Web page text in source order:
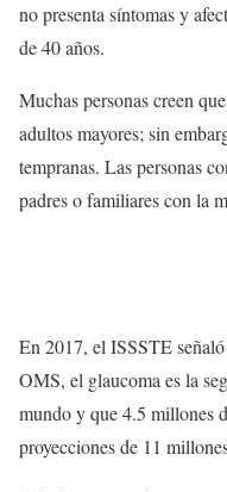
no presenta síntomas y
de 40 años.
Muchas personas creen
adultos mayores; sin
tempranas. Las personas
padres o familiares con la
En 2017, el ISSSTE
OMS, el glaucoma es la
mundo y que 4.5 millones
proyecciones de 11